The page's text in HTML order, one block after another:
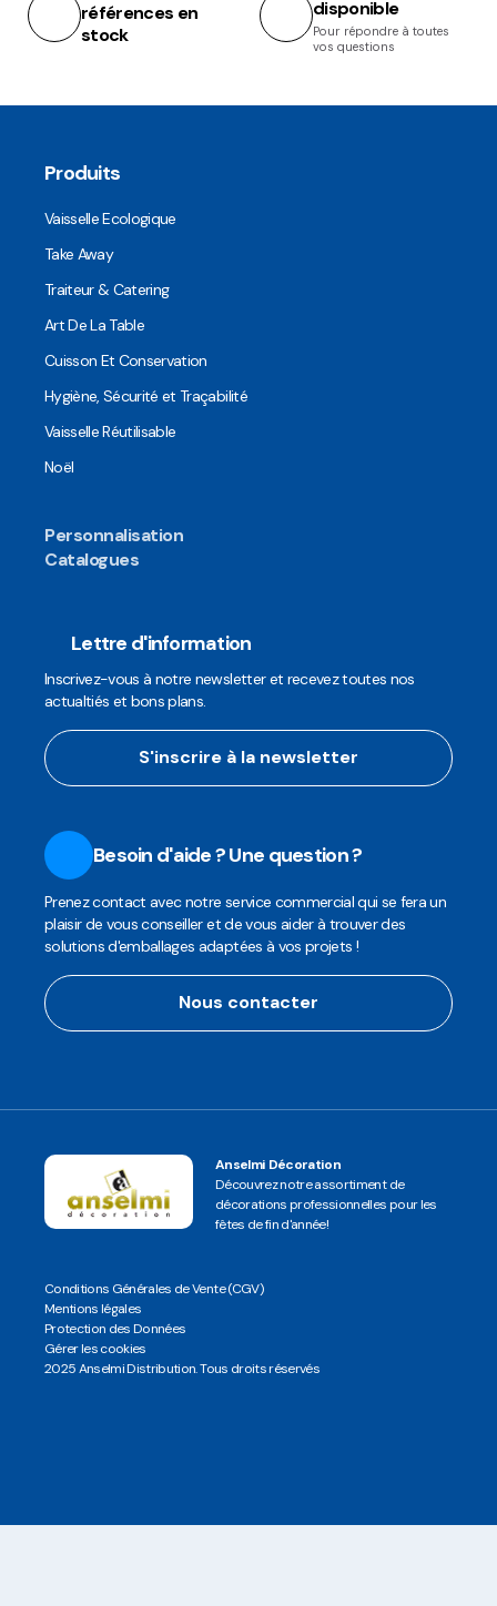
références en
stock
disponible
Pour répondre à toutes
vos questions
Produits
Vaisselle Ecologique
Take Away
Traiteur & Catering
Art De La Table
Cuisson Et Conservation
Hygiène, Sécurité et Traçabilité
Vaisselle Réutilisable
Noël
Personnalisation
Catalogues
Lettre d'information
Inscrivez-vous à notre newsletter et recevez toutes nos
actualtiés et bons plans.
S'inscrire à la newsletter
Besoin d'aide ? Une question ?
Prenez contact avec notre service commercial qui se fera un
plaisir de vous conseiller et de vous aider à trouver des
solutions d'emballages adaptées à vos projets !
Nous contacter
Anselmi Décoration
Découvrez notre assortiment de
décorations professionnelles pour les
fêtes de fin d'année!
Conditions Générales de Vente (CGV)
Mentions légales
Protection des Données
Gérer les cookies
2025 Anselmi Distribution. Tous droits réservés